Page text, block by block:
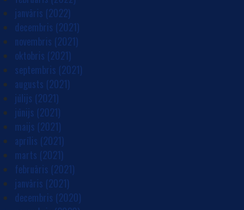
janvāris (2022)
decembris (2021)
novembris (2021)
oktobris (2021)
septembris (2021)
augusts (2021)
jūlijs (2021)
jūnijs (2021)
maijs (2021)
aprīlis (2021)
marts (2021)
februāris (2021)
janvāris (2021)
decembris (2020)